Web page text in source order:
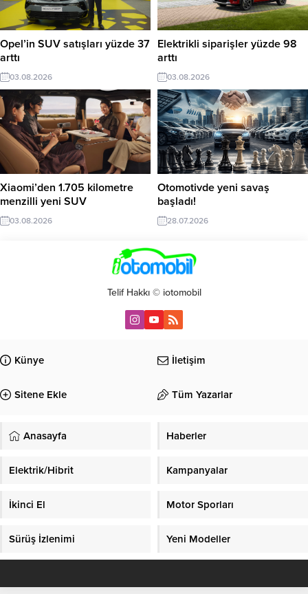
Opel’in SUV satışları yüzde 37
arttı
03.08.2026
Elektrikli siparişler yüzde 98
arttı
03.08.2026
Xiaomi’den 1.705 kilometre
menzilli yeni SUV
03.08.2026
Otomotivde yeni savaş
başladı!
28.07.2026
Telif Hakkı © iotomobil
Künye İletişim
Sitene Ekle Tüm Yazarlar
Anasayfa Haberler
Elektrik/Hibrit Kampanyalar
İkinci El Motor Sporları
Sürüş İzlenimi Yeni Modeller